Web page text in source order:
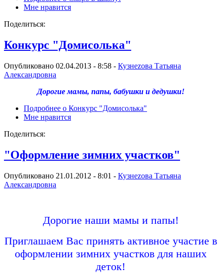
Мне нравится
Поделиться:
Конкурс "Домисолька"
Опубликовано 02.04.2013 - 8:58 - Кузнеzова Татьяна
Александровна
Дорогие мамы, папы, бабушки и дедушки!
Подробнее о Конкурс "Домисолька"
Мне нравится
Поделиться:
"Оформление зимних участков"
Опубликовано 21.01.2012 - 8:01 - Кузнеzова Татьяна
Александровна
Дорогие наши мамы и папы!
Приглашаем Вас принять активное участие в
оформлении зимних участков для наших
деток!